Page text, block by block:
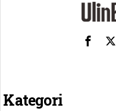
Kategori